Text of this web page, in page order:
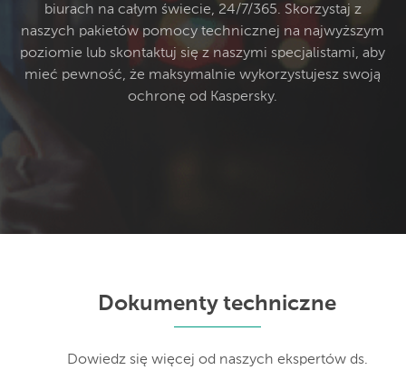
biurach na całym świecie, 24/7/365. Skorzystaj z
naszych pakietów pomocy technicznej na najwyższym
poziomie lub skontaktuj się z naszymi specjalistami, aby
mieć pewność, że maksymalnie wykorzystujesz swoją
ochronę od Kaspersky.
Dokumenty techniczne
Dowiedz się więcej od naszych ekspertów ds.